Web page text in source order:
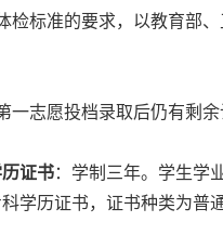
标准的要求，以教育部
志愿投档录取后仍有剩余
证书：学制三年。学生学
学历证书，证书种类为普